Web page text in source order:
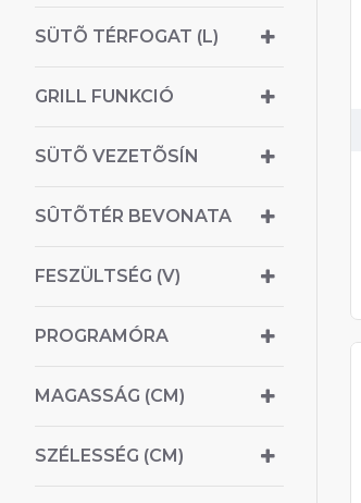
SÜTÕ TÉRFOGAT (L)
GRILL FUNKCIÓ
SÜTÕ VEZETÕSÍN
SÛTÕTÉR BEVONATA
FESZÜLTSÉG (V)
PROGRAMÓRA
MAGASSÁG (CM)
SZÉLESSÉG (CM)